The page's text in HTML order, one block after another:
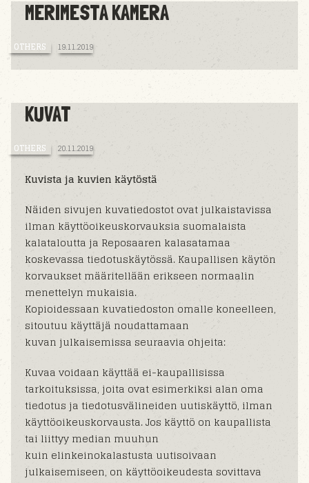
MERIMESTA KAMERA
OTHERS 19.11.2019
KUVAT
OTHERS 20.11.2019
Kuvista ja kuvien käytöstä
Näiden sivujen kuvatiedostot ovat julkaistavissa
ilman käyttöoikeuskorvauksia suomalaista
kalataloutta ja Reposaaren kalasatamaa
koskevassa tiedotuskäytössä. Kaupallisen käytön
korvaukset määritellään erikseen normaalin
menettelyn mukaisia.
Kopioidessaan kuvatiedoston omalle koneelleen,
sitoutuu käyttäjä noudattamaan
kuvan julkaisemissa seuraavia ohjeita:
Kuvaa voidaan käyttää ei-kaupallisissa
tarkoituksissa, joita ovat esimerkiksi alan oma
tiedotus ja tiedotusvälineiden uutiskäyttö, ilman
käyttöoikeuskorvausta. Jos käyttö on kaupallista
tai liittyy median muuhun
kuin elinkeinokalastusta uutisoivaan
julkaisemiseen, on käyttöoikeudesta sovittava